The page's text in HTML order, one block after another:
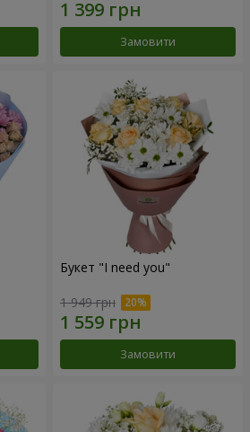
Замовити
Букет "I need you"
1 949 грн
Замовити